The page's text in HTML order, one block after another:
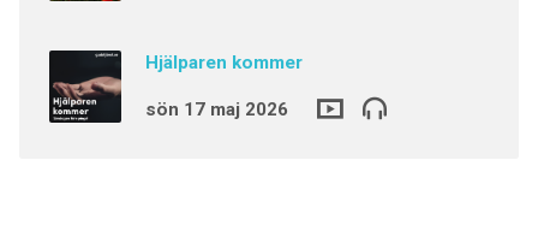
Hjälparen kommer
sön 17 maj 2026